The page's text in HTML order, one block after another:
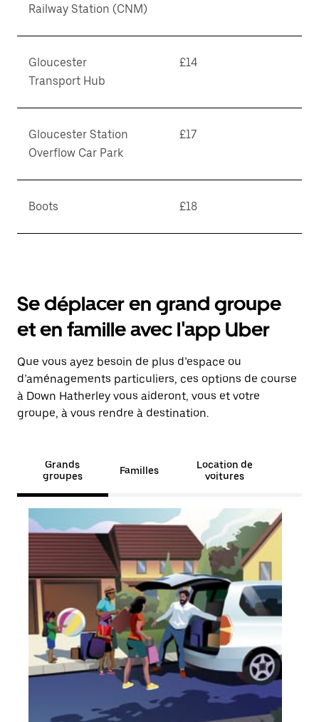
Railway Station (CNM)
Gloucester
Transport Hub
£14
Gloucester Station
Overflow Car Park
£17
Boots £18
Se déplacer en grand groupe
et en famille avec l'app Uber
Que vous ayez besoin de plus d’espace ou
d’aménagements particuliers, ces options de course
à Down Hatherley vous aideront, vous et votre
groupe, à vous rendre à destination.
Grands
groupes
Familles
Location de
voitures